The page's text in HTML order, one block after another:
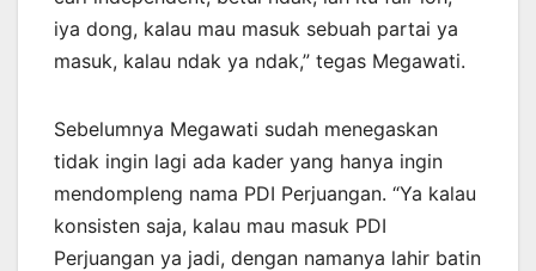
iya dong, kalau mau masuk sebuah partai ya
masuk, kalau ndak ya ndak,” tegas Megawati.
Sebelumnya Megawati sudah menegaskan
tidak ingin lagi ada kader yang hanya ingin
mendompleng nama PDI Perjuangan. “Ya kalau
konsisten saja, kalau mau masuk PDI
Perjuangan ya jadi, dengan namanya lahir batin